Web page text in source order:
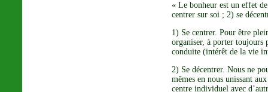
« Le bonheur est un effet
centrer sur soi ; 2) se
1) Se centrer. Pour être
organiser, à porter toujours
conduite (intérêt de la vie
2) Se décentrer. Nous ne
mêmes en nous unissant
centre individuel avec